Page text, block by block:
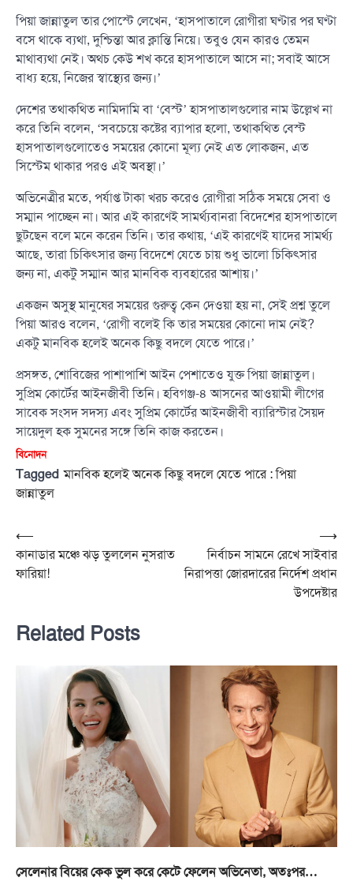
পিয়া জান্নাতুল তার পোস্টে লেখেন, ‘হাসপাতালে রোগীরা ঘণ্টার পর ঘণ্টা
বসে থাকে ব্যথা, দুশ্চিন্তা আর ক্লান্তি নিয়ে। তবুও যেন কারও তেমন
মাথাব্যথা নেই। অথচ কেউ শখ করে হাসপাতালে আসে না; সবাই আসে
বাধ্য হয়ে, নিজের স্বাস্থ্যের জন্য।’
দেশের তথাকথিত নামিদামি বা ‘বেস্ট’ হাসপাতালগুলোর নাম উল্লেখ না
করে তিনি বলেন, ‘সবচেয়ে কষ্টের ব্যাপার হলো, তথাকথিত বেস্ট
হাসপাতালগুলোতেও সময়ের কোনো মূল্য নেই এত লোকজন, এত
সিস্টেম থাকার পরও এই অবস্থা।’
অভিনেত্রীর মতে, পর্যাপ্ত টাকা খরচ করেও রোগীরা সঠিক সময়ে সেবা ও
সম্মান পাচ্ছেন না। আর এই কারণেই সামর্থ্যবানরা বিদেশের হাসপাতালে
ছুটছেন বলে মনে করেন তিনি। তার কথায়, ‘এই কারণেই যাদের সামর্থ্য
আছে, তারা চিকিৎসার জন্য বিদেশে যেতে চায় শুধু ভালো চিকিৎসার
জন্য না, একটু সম্মান আর মানবিক ব্যবহারের আশায়।’
একজন অসুস্থ মানুষের সময়ের গুরুত্ব কেন দেওয়া হয় না, সেই প্রশ্ন তুলে
পিয়া আরও বলেন, ‘রোগী বলেই কি তার সময়ের কোনো দাম নেই?
একটু মানবিক হলেই অনেক কিছু বদলে যেতে পারে।’
প্রসঙ্গত, শোবিজের পাশাপাশি আইন পেশাতেও যুক্ত পিয়া জান্নাতুল।
সুপ্রিম কোর্টের আইনজীবী তিনি। হবিগঞ্জ-৪ আসনের আওয়ামী লীগের
সাবেক সংসদ সদস্য এবং সুপ্রিম কোর্টের আইনজীবী ব্যারিস্টার সৈয়দ
সায়েদুল হক সুমনের সঙ্গে তিনি কাজ করতেন।
বিনোদন
Taggedমানবিক হলেই অনেক কিছু বদলে যেতে পারে : পিয়া
জান্নাতুল
Post
navigation
⟵
কানাডার মঞ্চে ঝড় তুললেন নুসরাত
ফারিয়া!
নির্বাচন সামনে রেখে সাইবার
নিরাপত্তা জোরদারের নির্দেশ প্রধান
উপদেষ্টার
⟶
Related Posts
সেলেনার বিয়ের কেক ভুল করে কেটে ফেলেন অভিনেতা, অতঃপর…